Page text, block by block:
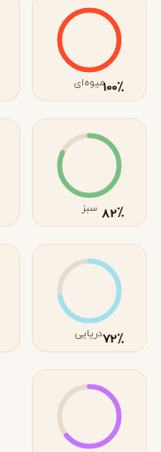
٪100میوه‌ای
٪82 سبز
٪72دریایی